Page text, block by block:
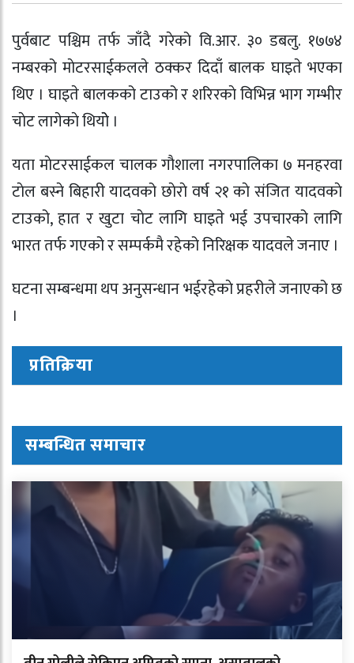
पुर्वबाट पश्चिम तर्फ जाँदै गरेको वि.आर. ३० डबलु. १७७४
नम्बरको माेटरसाईकलले ठक्कर दिदाँ बालक घाइते भएका
थिए । घाइते बालकको टाउको र शरिरकाे विभिन्न भाग गम्भीर
चाेट लागेकाे थियोे ।
यता माेटरसाईकल चालक गाैशाला नगरपालिका ७ मनहरवा
टाेल बस्ने बिहारी यादवको छाेराे वर्ष २१ काे संजित यादवकाे
टाउको, हात र खुटा चाेट लागि घाइते भई उपचारको लागि
भारत तर्फ गएको र सम्पर्कमै रहेको निरिक्षक यादवले जनाए ।
घटना सम्बन्धमा थप अनुसन्धान भईरहेकाे प्रहरीले जनाएको छ
।
प्रतिक्रिया
सम्बन्धित समाचार